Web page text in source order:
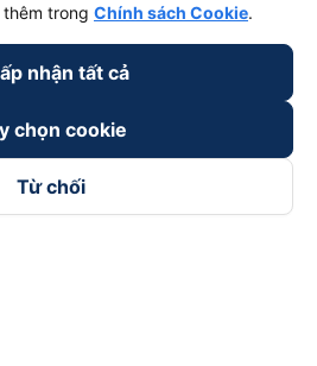
trong Chính sách Cookie.
nhận tất cả
chọn cookie
Từ chối